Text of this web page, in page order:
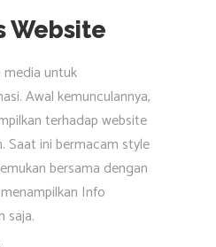
Website
untuk
Awal kemunculannya,
terhadap website
Saat ini bermacam style
bersama dengan
Info
saja.